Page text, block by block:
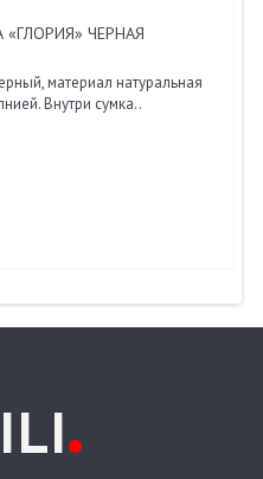
ЧЕРНАЯ
материал натуральная
Внутри сумка..
.